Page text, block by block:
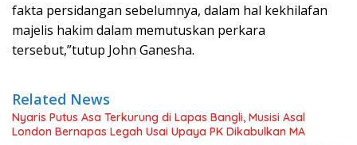
fakta persidangan sebelumnya, dalam hal kekhilafan
majelis hakim dalam memutuskan perkara
tersebut,”tutup John Ganesha.
Related News
Nyaris Putus Asa Terkurung di Lapas Bangli, Musisi Asal
London Bernapas Legah Usai Upaya PK Dikabulkan MA